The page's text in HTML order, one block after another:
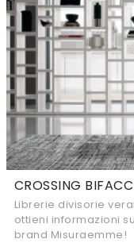
CROSSING
Librerie divisorie
ottieni informazioni
brand Misuraemme!